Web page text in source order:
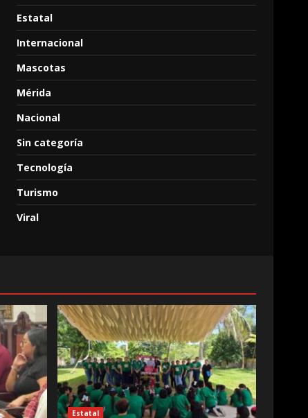
Estatal
Internacional
Mascotas
Mérida
Nacional
Sin categoría
Tecnología
Turismo
Viral
Estatal